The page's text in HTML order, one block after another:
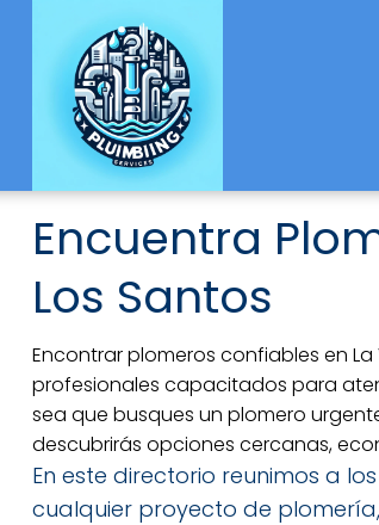
Encuentra
Los Santos
Encontrar plomeros confiables en
profesionales capacitados para
sea que busques un plomero
descubrirás opciones cercanas,
En este directorio reunimos a
cualquier proyecto de